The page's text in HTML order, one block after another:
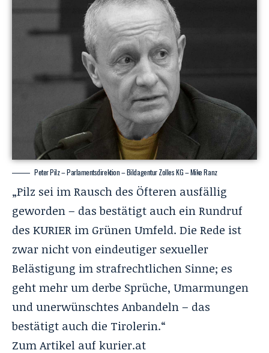
Peter Pilz – Parlamentsdirektion – Bildagentur Zolles KG – Mike Ranz
„Pilz sei im Rausch des Öfteren ausfällig
geworden – das bestätigt auch ein Rundruf
des KURIER im Grünen Umfeld. Die Rede ist
zwar nicht von eindeutiger sexueller
Belästigung im strafrechtlichen Sinne; es
geht mehr um derbe Sprüche, Umarmungen
und unerwünschtes Anbandeln – das
bestätigt auch die Tirolerin.“
Zum Artikel aufkurier.at